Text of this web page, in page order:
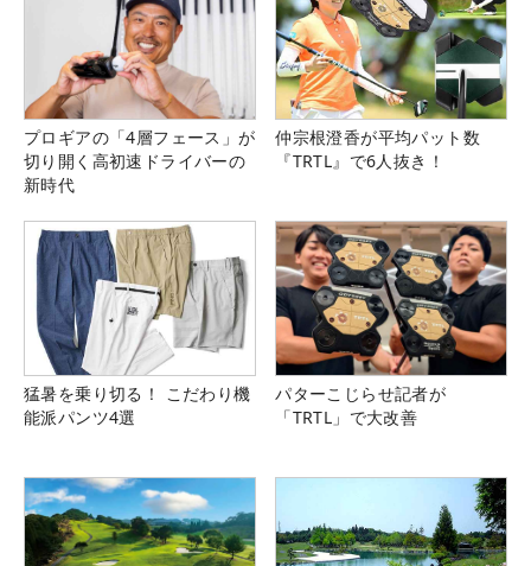
プロギアの「4層フェース」が
切り開く高初速ドライバーの
新時代
仲宗根澄香が平均パット数
『TRTL』で6人抜き！
猛暑を乗り切る！ こだわり機
能派パンツ4選
パターこじらせ記者が
「TRTL」で大改善